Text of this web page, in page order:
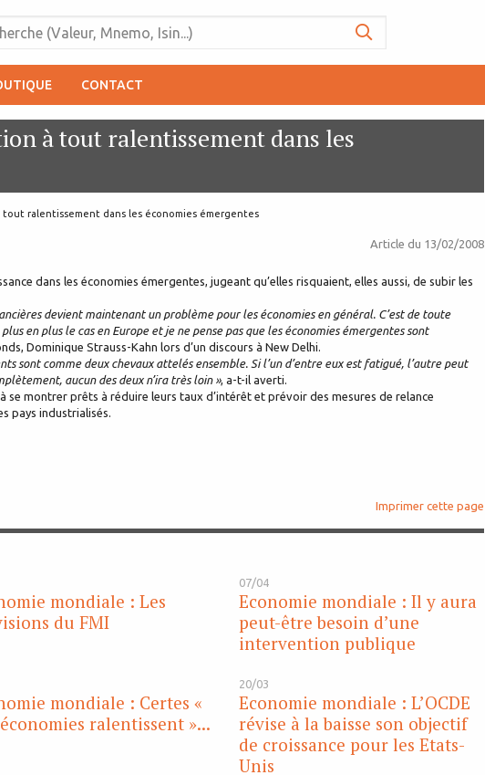
CONTACT
à tout ralentissement dans les
ralentissement dans les économies émergentes
Article du 13/02/2008
dans les économies émergentes, jugeant qu’elles risquaient, elles aussi, de subir les
devient maintenant un problème pour les économies en général. C’est de toute
en plus le cas en Europe et je ne pense pas que les économies émergentes sont
Dominique Strauss-Kahn lors d’un discours à New Delhi.
sont comme deux chevaux attelés ensemble. Si l’un d’entre eux est fatigué, l’autre peut
aucun des deux n’ira très loin », a-t-il averti.
se montrer prêts à réduire leurs taux d’intérêt et prévoir des mesures de relance
pays industrialisés.
Imprimer cette page
mondiale : Les
du FMI
07/04
Economie mondiale : Il y aura
peut-être besoin d’une
intervention publique
mondiale : Certes «
ralentissent »...
20/03
Economie mondiale : L’OCDE
révise à la baisse son objectif
de croissance pour les Etats-
Unis